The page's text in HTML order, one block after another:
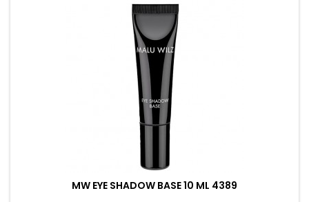
MW EYE SHADOW BASE 10 ML 4389